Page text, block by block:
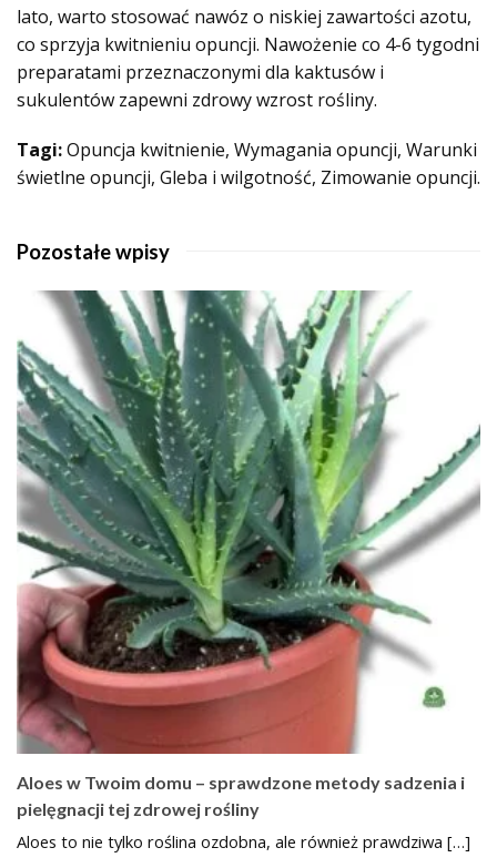
lato, warto stosować nawóz o niskiej zawartości azotu,
co sprzyja kwitnieniu opuncji. Nawożenie co 4-6 tygodni
preparatami przeznaczonymi dla kaktusów i
sukulentów zapewni zdrowy wzrost rośliny.
Tagi:Opuncja kwitnienie, Wymagania opuncji, Warunki
świetlne opuncji, Gleba i wilgotność, Zimowanie opuncji.
Pozostałe wpisy
Aloes w Twoim domu – sprawdzone metody sadzenia i
pielęgnacji tej zdrowej rośliny
Aloes to nie tylko roślina ozdobna, ale również prawdziwa […]